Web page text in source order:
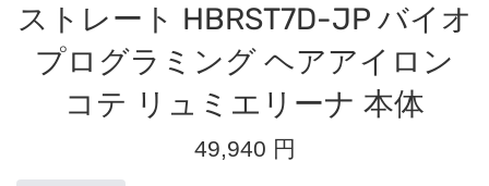
ストレート HBRST7D-JP バイオ
プログラミング ヘアアイロン
コテ リュミエリーナ 本体
通
49,940 円